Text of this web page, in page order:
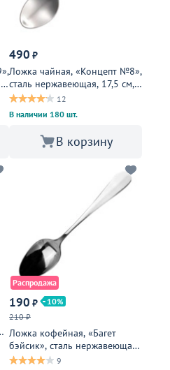
490 ₽
Ложка чайная, «Концепт №8»,
сталь нержавеющая, 17,5 см,
золотой, металлический
12
В наличии 180 шт.
В корзину
Распродажа
190 ₽
10
210 ₽
Ложка кофейная, «Багет
бэйсик», сталь нержавеющая,
2 мм, металлическая
9